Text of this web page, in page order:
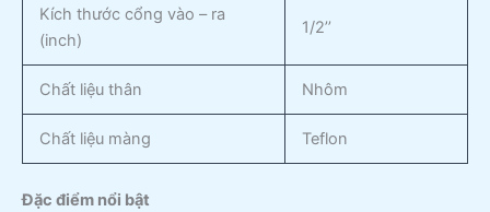
Kích thước cổng vào – ra
(inch)
1/2’’
Chất liệu thân Nhôm
Chất liệu màng Teflon
Đặc điểm nổi bật